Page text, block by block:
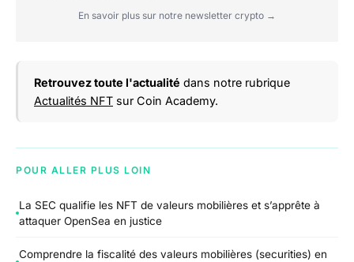
En savoir plus sur notre newsletter crypto →
Retrouvez toute l'actualité dans notre rubrique
Actualités NFT sur Coin Academy.
POUR ALLER PLUS LOIN
La SEC qualifie les NFT de valeurs mobilières et s’apprête à
attaquer OpenSea en justice
Comprendre la fiscalité des valeurs mobilières (securities) en